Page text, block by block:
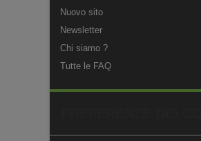
Nuovo sito
Newsletter
Chi siamo ?
Tutte le FAQ